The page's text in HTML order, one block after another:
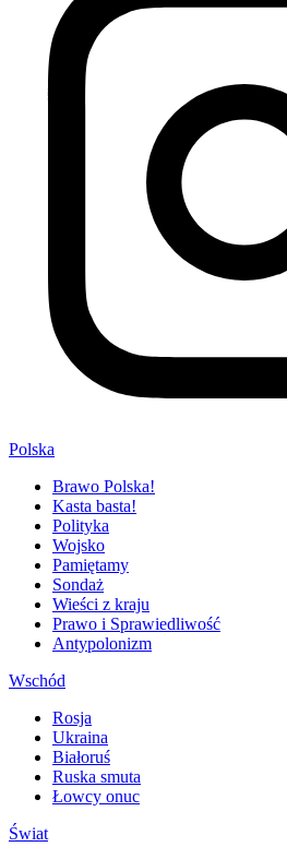
Polska
Brawo Polska!
Kasta basta!
Polityka
Wojsko
Pamiętamy
Sondaż
Wieści z kraju
Prawo i Sprawiedliwość
Antypolonizm
Wschód
Rosja
Ukraina
Białoruś
Ruska smuta
Łowcy onuc
Świat